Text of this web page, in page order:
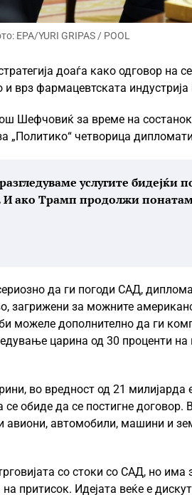
EPA/YURI GRIPAS / POOL
доаѓа како одговор на
и врз фармацевтската
Шефчовиќ за време на
„Политико“ четворица
услугите бидејќи
И ако Трамп продолжи
да ги погоди САД,
загрижени за можните
можеле дополнително да ги
царина од 30 проценти
во вредност од 21 милијарда
обиде да се постигне договор.
авиони, автомобили, машини и
со стоки со САД, но има
притисок. Идејата веќе е